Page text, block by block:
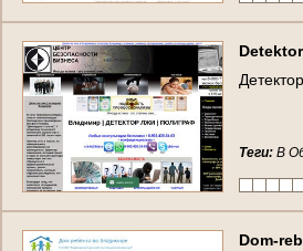
Detektor
Детектор
Теги: В
Dom-reb